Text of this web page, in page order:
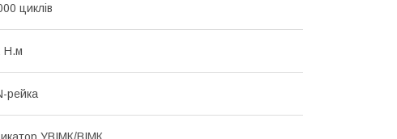
циклів
Н.м
рейка
УВІМК/ВІМК